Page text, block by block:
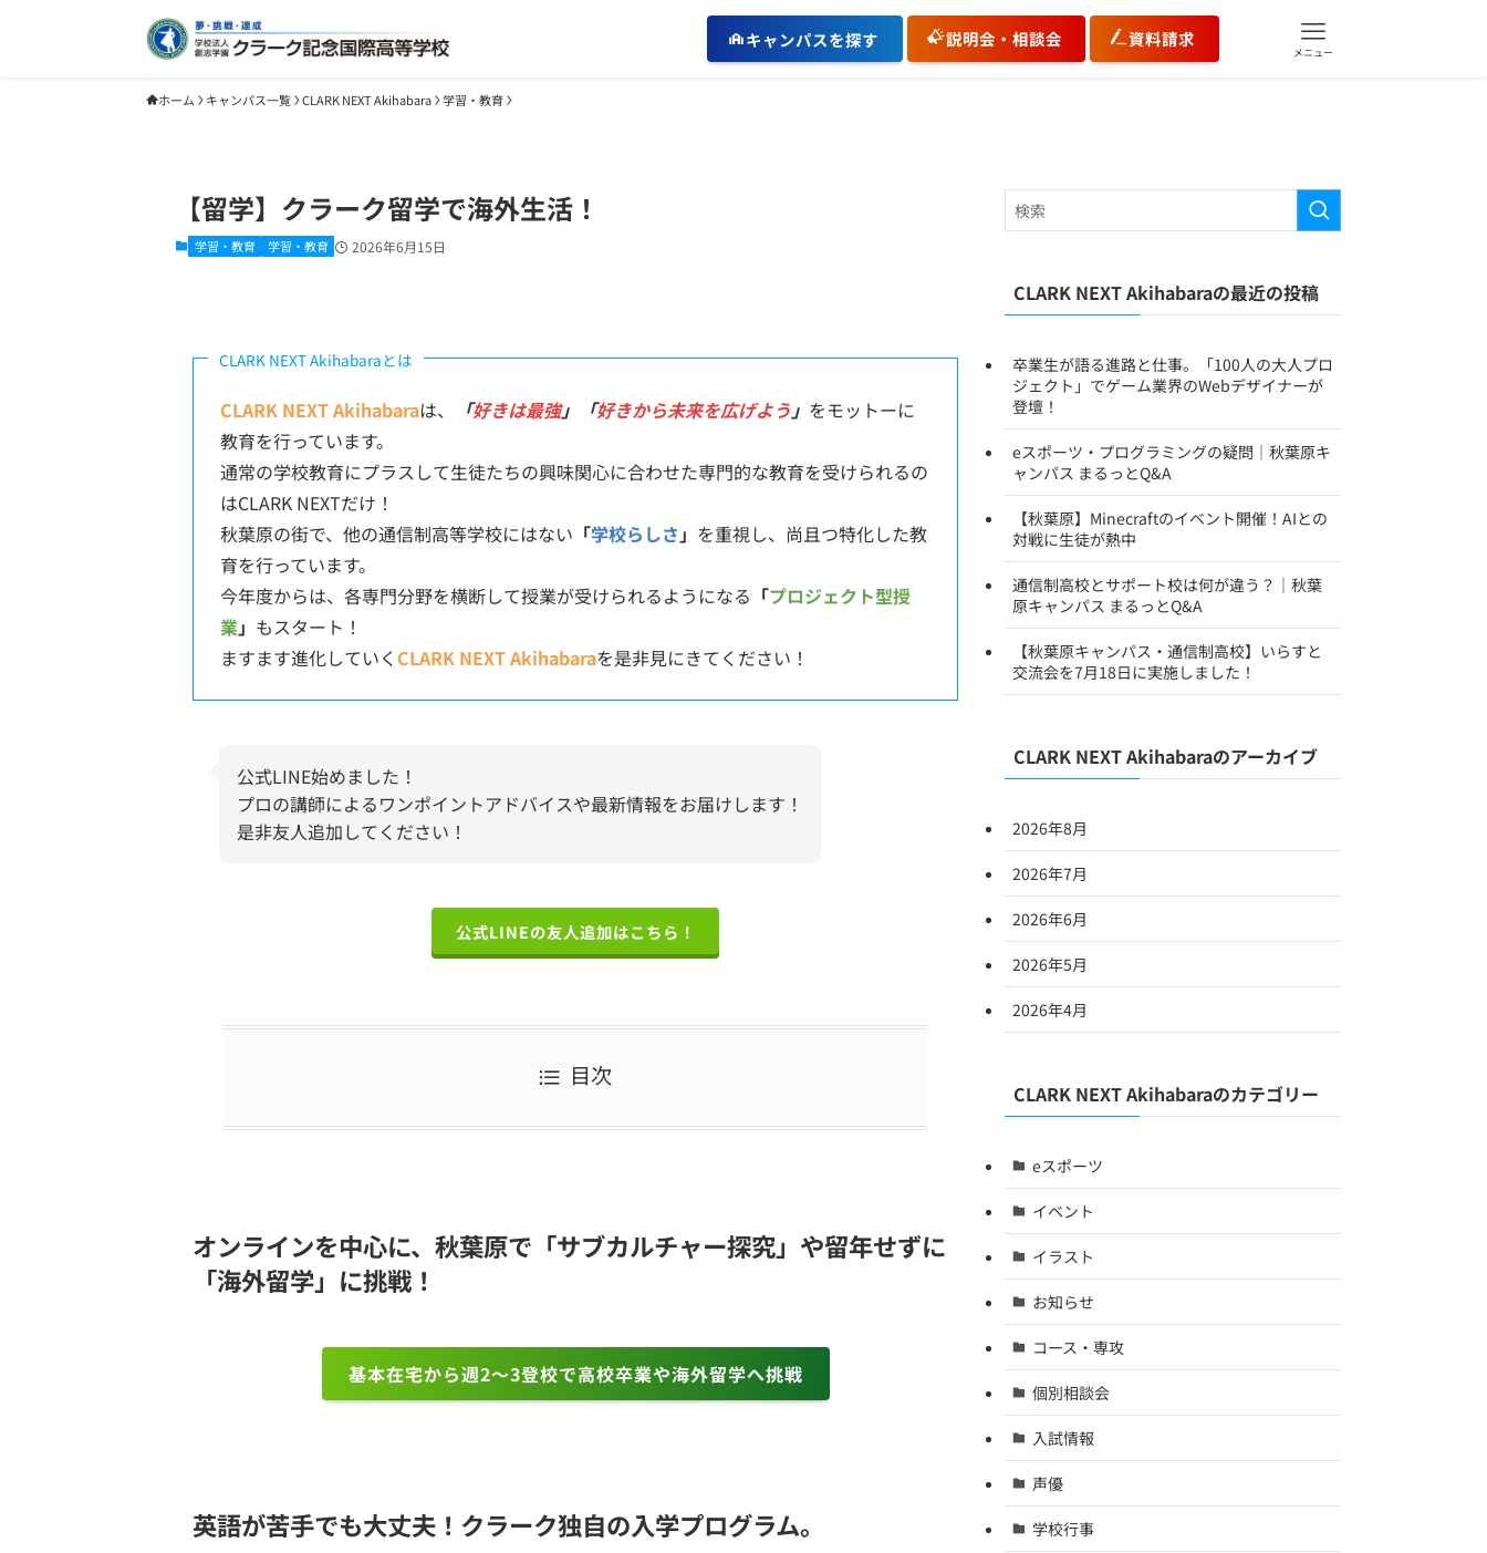
キャンパスを探す 説明会・相談会 資料請求
メニュー
ホーム キャンパス一覧 CLARK NEXT Akihabara 学習・教育
【留学】クラーク留学で海外生活！
学習・教育 学習・教育 2026年6月15日
CLARK NEXT Akihabaraとは
CLARK NEXT Akihabaraは、 「好きは最強」「好きから未来を広げよう 」 をモットーに
教育を行っています。
通常の学校教育にプラスして生徒たちの興味関心に合わせた専門的な教育を受けられるの
はCLARK NEXTだけ！
秋葉原の街で、他の通信制高等学校にはない 「学校らしさ 」 を重視し、尚且つ特化した教
育を行っています。
今年度からは、各専門分野を横断して授業が受けられるようになる 「プロジェクト型授
業」 もスタート！
ますます進化していく CLARK NEXT Akihabaraを是非見にきてください！
公式LINE始めました！
プロの講師によるワンポイントアドバイスや最新情報をお届けします！
是非友人追加してください！
公式LINEの友人追加はこちら！
目次
オンラインを中心に、秋葉原で「サブカルチャー探究」や留年せずに
「海外留学」に挑戦！
基本在宅から週2～3登校で高校卒業や海外留学へ挑戦
英語が苦手でも大丈夫！クラーク独自の入学プログラム。
CLARK NEXT Akihabaraの最近の投稿
卒業生が語る進路と仕事。「100人の大人プロ
ジェクト」でゲーム業界のWebデザイナーが
登壇！
eスポーツ・プログラミングの疑問｜秋葉原キ
ャンパス まるっとQ&A
【秋葉原】Minecraftのイベント開催！AIとの
対戦に生徒が熱中
通信制高校とサポート校は何が違う？｜秋葉
原キャンパス まるっとQ&A
【秋葉原キャンパス・通信制高校】いらすと
交流会を7月18日に実施しました！
CLARK NEXT Akihabaraのアーカイブ
2026年8月
2026年7月
2026年6月
2026年5月
2026年4月
CLARK NEXT Akihabaraのカテゴリー
eスポーツ
イベント
イラスト
お知らせ
コース・専攻
個別相談会
入試情報
声優
学校行事